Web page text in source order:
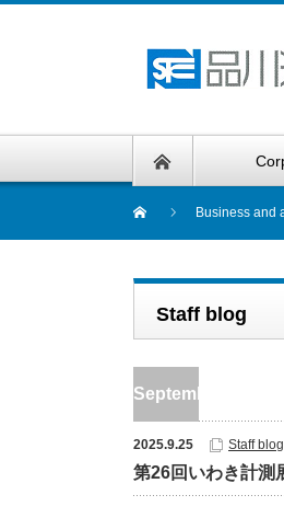
Business and
Staff blog
September
2025.9.25 Staff blog
第26回いわき計